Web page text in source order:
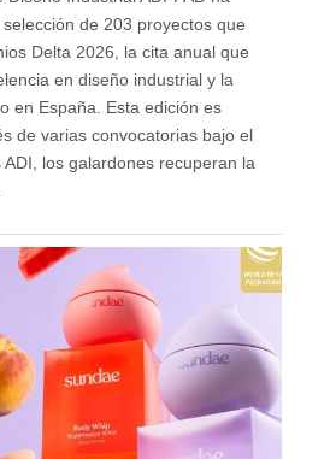
de 203 proyectos que
Delta 2026, la cita anual que
en diseño industrial y la
en España. Esta edición es
de varias convocatorias bajo el
los galardones recuperan la